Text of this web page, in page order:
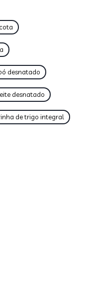
desnatado
desnatado
de trigo integral